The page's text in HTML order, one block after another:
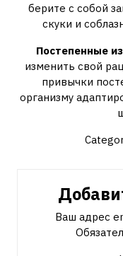
берите с собой
скуки и
Постепенные
изменить свой
привычки
организму
Ваш адрес